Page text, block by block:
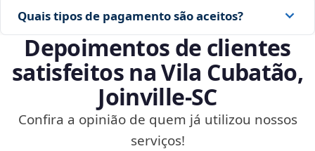
Quais tipos de pagamento são aceitos?
Depoimentos de clientes
satisfeitos na Vila Cubatão,
Joinville‑SC
Confira a opinião de quem já utilizou nossos
serviços!